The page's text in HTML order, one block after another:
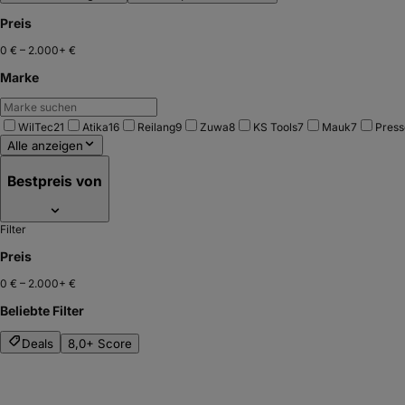
Preis
0 € – 2.000+ €
Marke
WilTec21 Atika16 Reilang9 Zuwa8 KS Tools7 Mauk7
Alle anzeigen
Bestpreis von
Filter
Preis
0 € – 2.000+ €
Beliebte Filter
Deals 8,0+ Score